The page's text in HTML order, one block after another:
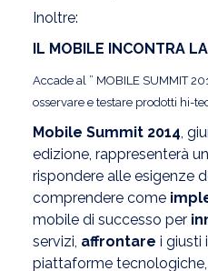
Inoltre:
IL MOBILE INCONTRA
Accade al ” MOBILE SUMMIT
osservare e testare prodotti hi-
Mobile Summit 2014,
edizione, rappresenterà
rispondere alle esigenze
comprendere come
mobile di successo per
servizi, affrontare i giusti
piattaforme tecnologiche,